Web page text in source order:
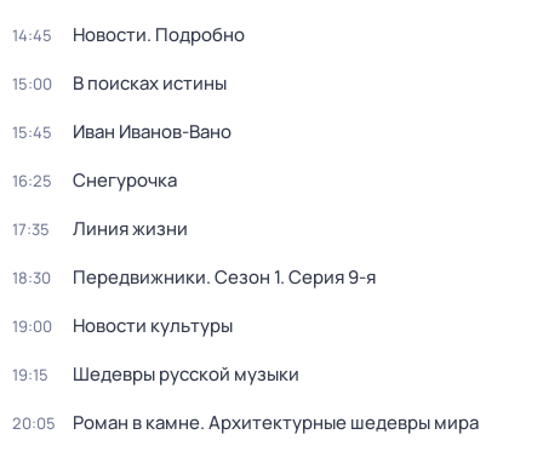
14:45 Новости. Подробно
15:00 В поисках истины
15:45 Иван Иванов-Вано
16:25 Снегурочка
17:35 Линия жизни
18:30 Передвижники. Сезон 1. Серия 9-я
19:00 Новости культуры
19:15 Шедевры русской музыки
20:05 Роман в камне. Архитектурные шедевры мира